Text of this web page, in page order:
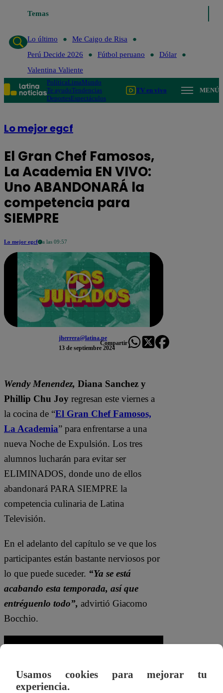
Temas
Lo último
Me Caigo de Risa
Perú Decide 2026
Fútbol peruano
Dólar
Valentina Valiente
PolíticaLimaMundo
Te ayudoTendencias
DeportesEspectáculos
TV en vivo MENÚ
Lo mejor egcf
El Gran Chef Famosos,
La Academia EN VIVO:
Uno ABANDONARÁ la
competencia para
SIEMPRE
Lo mejor egcf a las 09:57
jherrera@latina.pe
13 de septiembre 2024
Compartir
Wendy Menendez, Diana Sanchez y
Phillip Chu Joy regresan este viernes a
la cocina de “El Gran Chef Famosos,
La Academia” para enfrentarse a una
nueva Noche de Expulsión. Los tres
alumnos lucharán para evitar ser
ELIMINADOS, donde uno de ellos
abandonará PARA SIEMPRE la
competencia culinaria de Latina
Televisión.
En el adelanto del capítulo se ve que los
participantes están bastante nerviosos por
lo que puede suceder. “Ya se está
acabando esta temporada, así que
entréguenlo todo”, advirtió Giacomo
Bocchio.
Usamos cookies para mejorar tu
experiencia.